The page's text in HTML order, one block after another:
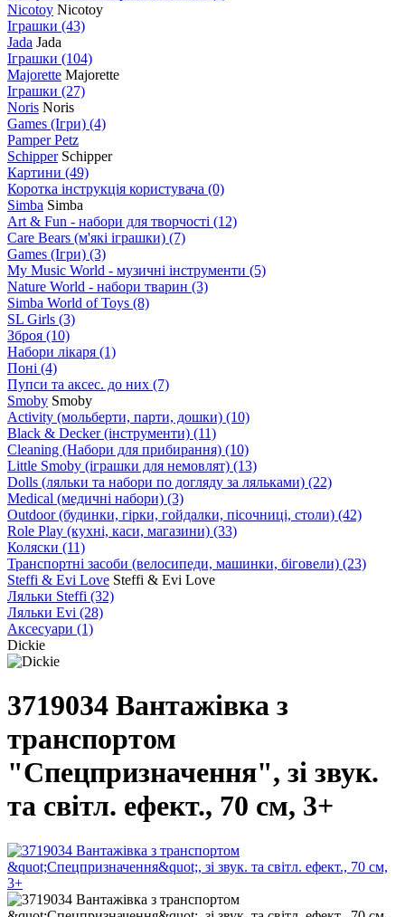
Nicotoy Nicotoy
Іграшки (43)
Jada Jada
Іграшки (104)
Majorette Majorette
Іграшки (27)
Noris Noris
Games (Ігри) (4)
Pamper Petz
Schipper Schipper
Картини (49)
Коротка інструкція користувача (0)
Simba Simba
Art & Fun - набори для творчості (12)
Care Bears (м'які іграшки) (7)
Games (Ігри) (3)
My Music World - музичні інструменти (5)
Nature World - набори тварин (3)
Simba World of Toys (8)
SL Girls (3)
Зброя (10)
Набори лікаря (1)
Поні (4)
Пупси та аксес. до них (7)
Smoby Smoby
Аctivity (мольберти, парти, дошки) (10)
Black & Decker (інструменти) (11)
Cleaning (Набори для прибирання) (10)
Little Smoby (іграшки для немовлят) (13)
Dolls (ляльки та набори по догляду за ляльками) (22)
Medical (медичні набори) (3)
Outdoor (будинки, гірки, гойдалки, пісочниці, столи) (42)
Role Play (кухні, каси, магазини) (33)
Коляски (11)
Транспортні засоби (велосипеди, машинки, біговели) (23)
Steffi & Evi Love Steffi & Evi Love
Ляльки Steffi (32)
Ляльки Evi (28)
Аксесуари (1)
Dickie
3719034 Вантажівка з
транспортом
"Спецпризначення", зі звук.
та світл. ефект., 70 см, 3+